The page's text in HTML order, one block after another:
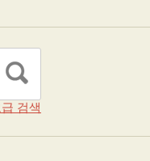
급 검색